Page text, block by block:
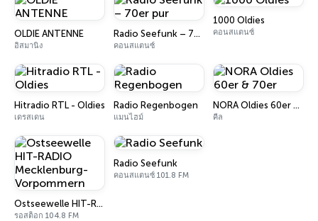
OLDIE ANTENNE
อิสมานิง
Radio Seefunk – 70er pur
คอนสแตนซ์
1000 Oldies
คอนสแตนซ์
Hitradio RTL - Oldies
เดรสเดน
Radio Regenbogen
แมนไฮม์
NORA Oldies 60er & 70er
คีล
Ostseewelle HIT-RADIO Mecklenburg-Vorpommern
รอสต็อก 104.8 FM
Radio Seefunk
คอนสแตนซ์ 101.8 FM